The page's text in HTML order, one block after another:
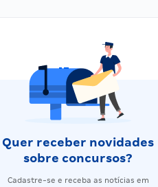
Quer receber novidades
sobre concursos?
Cadastre-se e receba as notícias em